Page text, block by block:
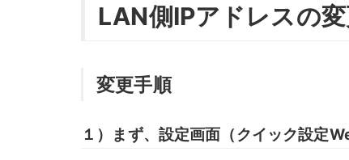
LAN側IPアドレスの
変更手順
１）まず、設定画面（クイック設定